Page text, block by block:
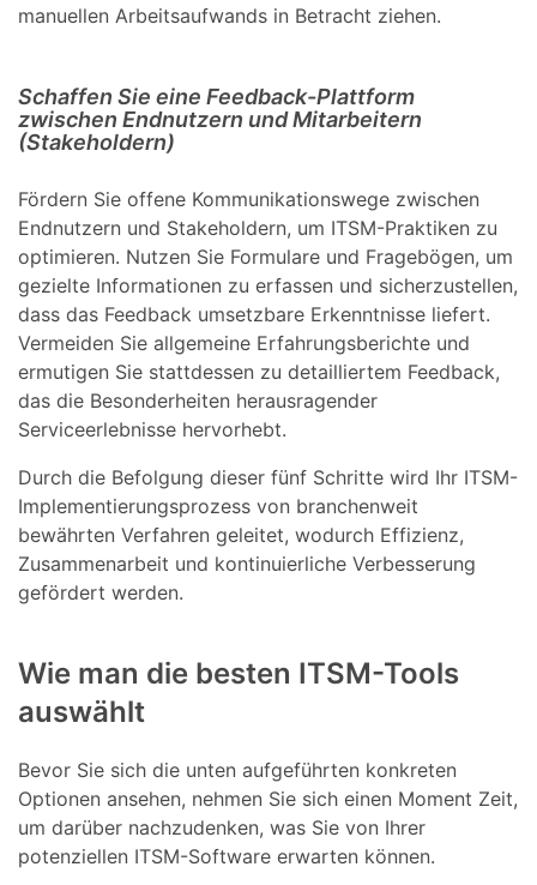
manuellen Arbeitsaufwands in Betracht ziehen.
Schaffen Sie eine Feedback-Plattform
zwischen Endnutzern und Mitarbeitern
(Stakeholdern)
Fördern Sie offene Kommunikationswege zwischen
Endnutzern und Stakeholdern, um ITSM-Praktiken zu
optimieren. Nutzen Sie Formulare und Fragebögen, um
gezielte Informationen zu erfassen und sicherzustellen,
dass das Feedback umsetzbare Erkenntnisse liefert.
Vermeiden Sie allgemeine Erfahrungsberichte und
ermutigen Sie stattdessen zu detailliertem Feedback,
das die Besonderheiten herausragender
Serviceerlebnisse hervorhebt.
Durch die Befolgung dieser fünf Schritte wird Ihr ITSM-
Implementierungsprozess von branchenweit
bewährten Verfahren geleitet, wodurch Effizienz,
Zusammenarbeit und kontinuierliche Verbesserung
gefördert werden.
Wie man die besten ITSM-Tools
auswählt
Bevor Sie sich die unten aufgeführten konkreten
Optionen ansehen, nehmen Sie sich einen Moment Zeit,
um darüber nachzudenken, was Sie von Ihrer
potenziellen ITSM-Software erwarten können.